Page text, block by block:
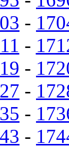
-
-
-
-
-
-